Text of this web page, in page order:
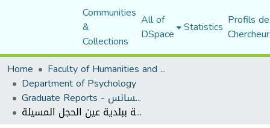
Communities
&
Collections
All of
DSpace Statistics Profils
Home
Faculty of Humanities and Social Sciences
Department of Psychology
Graduate Reports - تقارير الليسانس
الحاجات الإرشادية لدى الطلبة متفوقين دراسيا بمتوسطة عبداوي عبد الرحمان نموذجا من وجهة نظر مشرفي التربية ببلدية عين الحجل المسيلة